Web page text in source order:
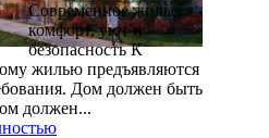
Современное жилье:
комфорт, уют и
безопасность К
жилью предъявляются
Дом должен быть
должен...